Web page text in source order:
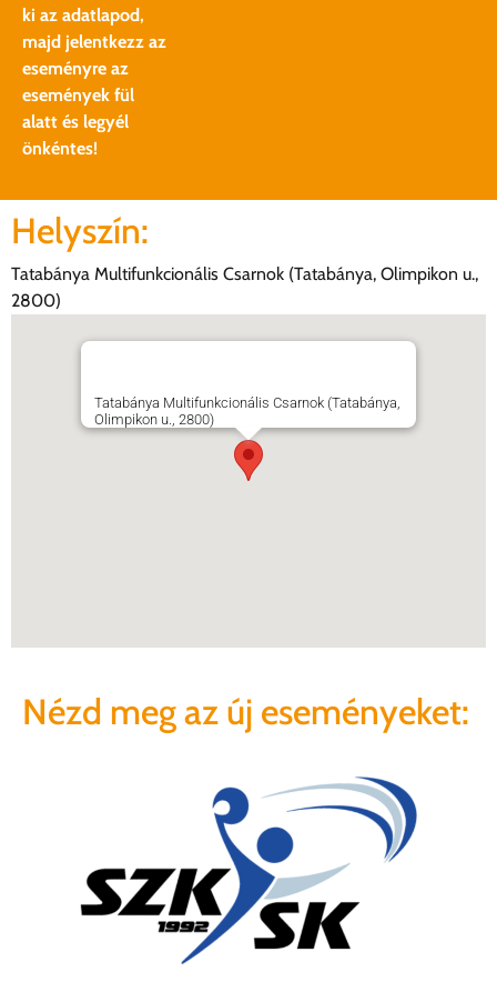
ki az adatlapod,
majd jelentkezz az
eseményre az
események fül
alatt és legyél
önkéntes!
Helyszín:
Tatabánya Multifunkcionális Csarnok (Tatabánya, Olimpikon u.,
2800)
Tatabánya Multifunkcionális Csarnok (Tatabánya,
Olimpikon u., 2800)
Nézd meg az új eseményeket: